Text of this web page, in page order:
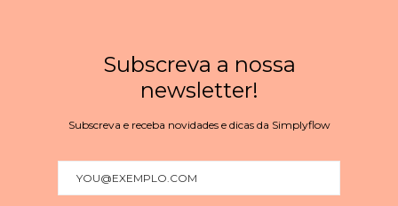
Subscreva a nossa
newsletter!
Subscreva e receba novidades e dicas da Simplyflow